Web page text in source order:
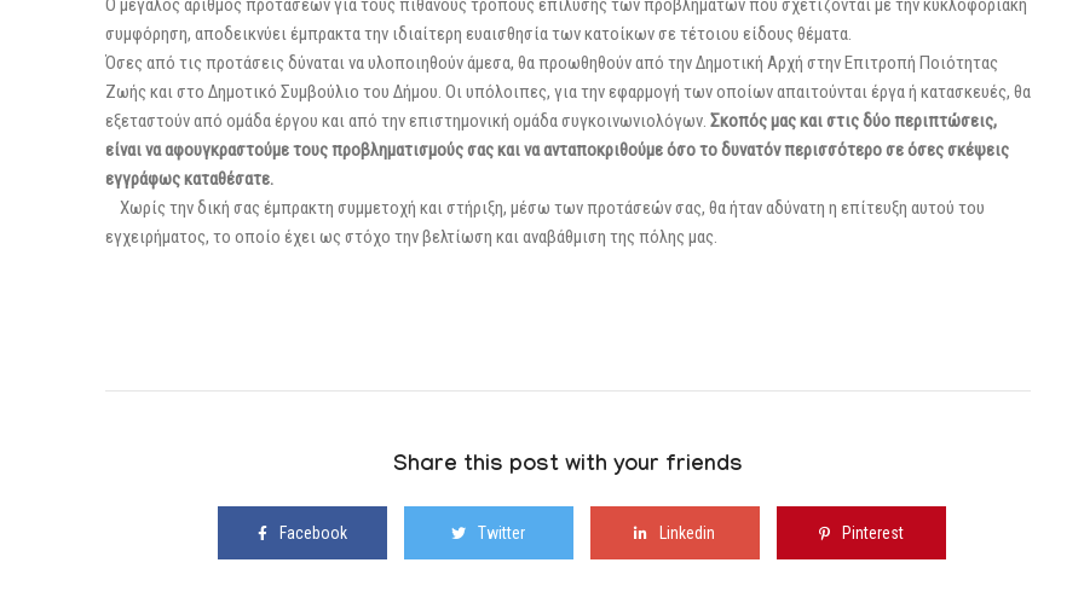
Ο μεγάλος αριθμός προτάσεων για τους πιθανούς τρόπους επίλυσης των προβλημάτων που σχετίζονται με την κυκλοφοριακή
συμφόρηση, αποδεικνύει έμπρακτα την ιδιαίτερη ευαισθησία των κατοίκων σε τέτοιου είδους θέματα.
Όσες από τις προτάσεις δύναται να υλοποιηθούν άμεσα, θα προωθηθούν από την Δημοτική Αρχή στην Επιτροπή Ποιότητας
Ζωής και στο Δημοτικό Συμβούλιο του Δήμου. Οι υπόλοιπες, για την εφαρμογή των οποίων απαιτούνται έργα ή κατασκευές, θα
εξεταστούν από ομάδα έργου και από την επιστημονική ομάδα συγκοινωνιολόγων. Σκοπός μας και στις δύο περιπτώσεις,
είναι να αφουγκραστούμε τους προβληματισμούς σας και να ανταποκριθούμε όσο το δυνατόν περισσότερο σε όσες σκέψεις
εγγράφως καταθέσατε.
Χωρίς την δική σας έμπρακτη συμμετοχή και στήριξη, μέσω των προτάσεών σας, θα ήταν αδύνατη η επίτευξη αυτού του
εγχειρήματος, το οποίο έχει ως στόχο την βελτίωση και αναβάθμιση της πόλης μας.
Share this post with your friends
Facebook Twitter Linkedin Pinterest